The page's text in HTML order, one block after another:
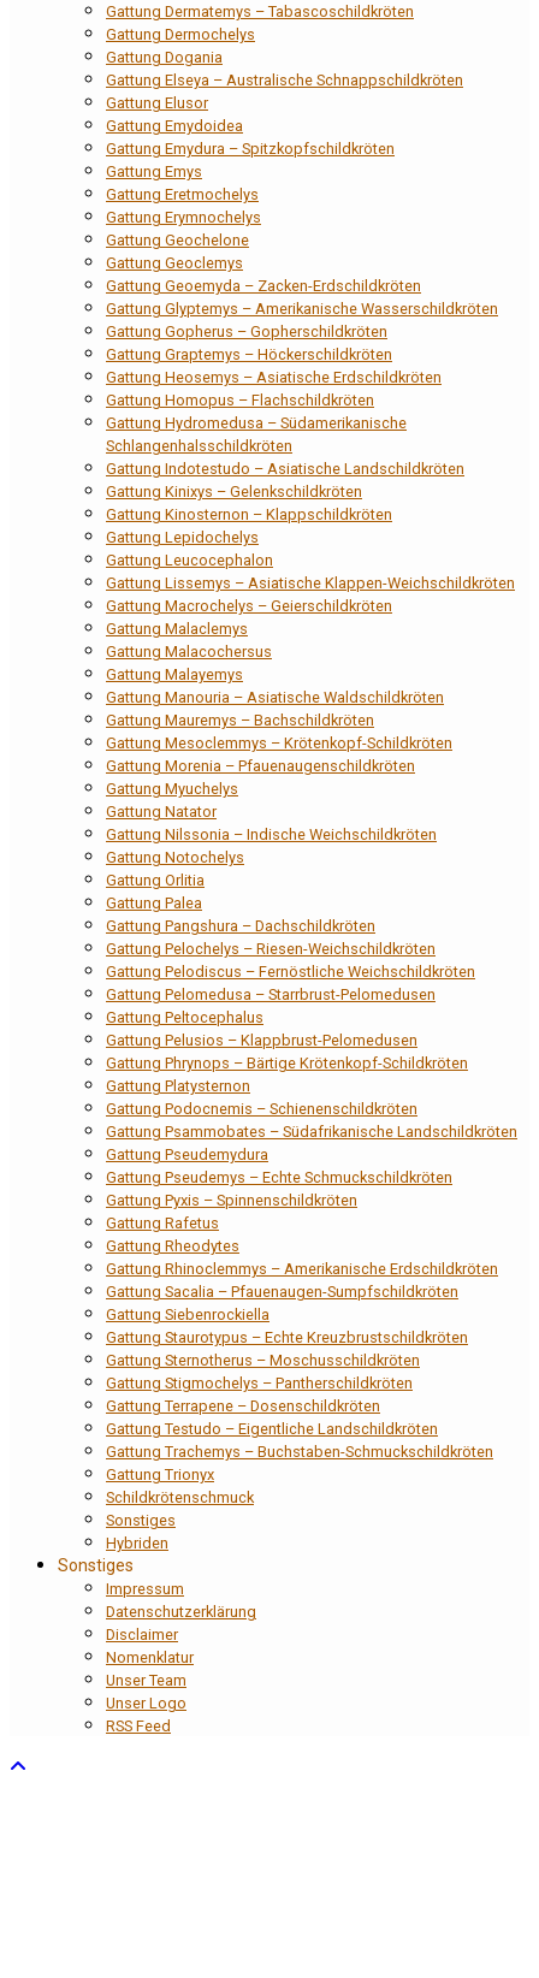
Gattung Dermatemys – Tabascoschildkröten
Gattung Dermochelys
Gattung Dogania
Gattung Elseya – Australische Schnappschildkröten
Gattung Elusor
Gattung Emydoidea
Gattung Emydura – Spitzkopfschildkröten
Gattung Emys
Gattung Eretmochelys
Gattung Erymnochelys
Gattung Geochelone
Gattung Geoclemys
Gattung Geoemyda – Zacken-Erdschildkröten
Gattung Glyptemys – Amerikanische Wasserschildkröten
Gattung Gopherus – Gopherschildkröten
Gattung Graptemys – Höckerschildkröten
Gattung Heosemys – Asiatische Erdschildkröten
Gattung Homopus – Flachschildkröten
Gattung Hydromedusa – Südamerikanische
Schlangenhalsschildkröten
Gattung Indotestudo – Asiatische Landschildkröten
Gattung Kinixys – Gelenkschildkröten
Gattung Kinosternon – Klappschildkröten
Gattung Lepidochelys
Gattung Leucocephalon
Gattung Lissemys – Asiatische Klappen-Weichschildkröten
Gattung Macrochelys – Geierschildkröten
Gattung Malaclemys
Gattung Malacochersus
Gattung Malayemys
Gattung Manouria – Asiatische Waldschildkröten
Gattung Mauremys – Bachschildkröten
Gattung Mesoclemmys – Krötenkopf-Schildkröten
Gattung Morenia – Pfauenaugenschildkröten
Gattung Myuchelys
Gattung Natator
Gattung Nilssonia – Indische Weichschildkröten
Gattung Notochelys
Gattung Orlitia
Gattung Palea
Gattung Pangshura – Dachschildkröten
Gattung Pelochelys – Riesen-Weichschildkröten
Gattung Pelodiscus – Fernöstliche Weichschildkröten
Gattung Pelomedusa – Starrbrust-Pelomedusen
Gattung Peltocephalus
Gattung Pelusios – Klappbrust-Pelomedusen
Gattung Phrynops – Bärtige Krötenkopf-Schildkröten
Gattung Platysternon
Gattung Podocnemis – Schienenschildkröten
Gattung Psammobates – Südafrikanische Landschildkröten
Gattung Pseudemydura
Gattung Pseudemys – Echte Schmuckschildkröten
Gattung Pyxis – Spinnenschildkröten
Gattung Rafetus
Gattung Rheodytes
Gattung Rhinoclemmys – Amerikanische Erdschildkröten
Gattung Sacalia – Pfauenaugen-Sumpfschildkröten
Gattung Siebenrockiella
Gattung Staurotypus – Echte Kreuzbrustschildkröten
Gattung Sternotherus – Moschusschildkröten
Gattung Stigmochelys – Pantherschildkröten
Gattung Terrapene – Dosenschildkröten
Gattung Testudo – Eigentliche Landschildkröten
Gattung Trachemys – Buchstaben-Schmuckschildkröten
Gattung Trionyx
Schildkrötenschmuck
Sonstiges
Hybriden
Sonstiges
Impressum
Datenschutzerklärung
Disclaimer
Nomenklatur
Unser Team
Unser Logo
RSS Feed